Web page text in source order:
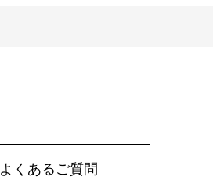
よくあるご質問